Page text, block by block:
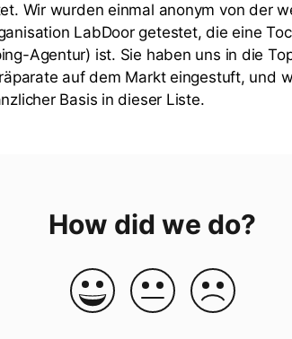
Wir wurden einmal anonym von der
LabDoor getestet, die eine
Agentur) ist. Sie haben uns in die
auf dem Markt eingestuft, und
Basis in dieser Liste.
How did we do?